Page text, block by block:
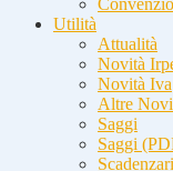
Utilità
Attualità
Novità
Novità Iva
Altre
Saggi
Saggi